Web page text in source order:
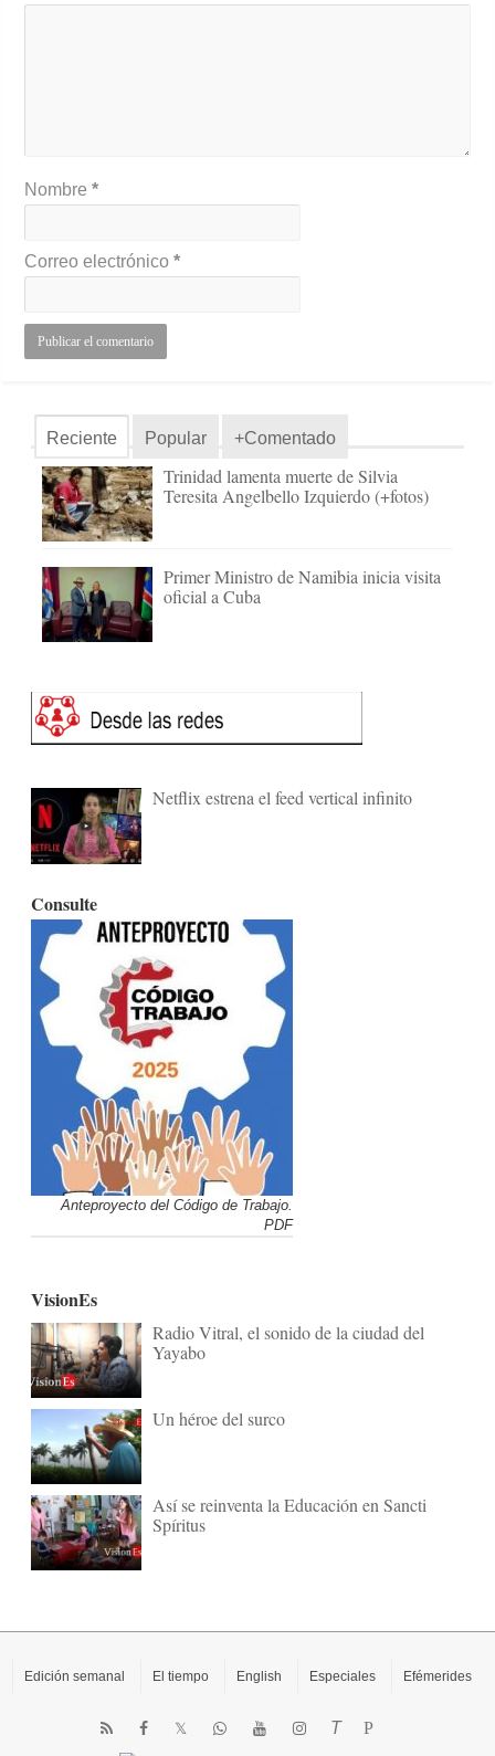
Nombre*
Correo electrónico*
Reciente Popular +Comentado
Trinidad lamenta muerte de Silvia
Teresita Angelbello Izquierdo (+fotos)
Primer Ministro de Namibia inicia visita
oficial a Cuba
Netflix estrena el feed vertical infinito
Consulte
Anteproyecto del Código de Trabajo.
PDF
VisionEs
Radio Vitral, el sonido de la ciudad del
Yayabo
Un héroe del surco
Así se reinventa la Educación en Sancti
Spíritus
Edición semanal El tiempo English Especiales Efémerides
T P